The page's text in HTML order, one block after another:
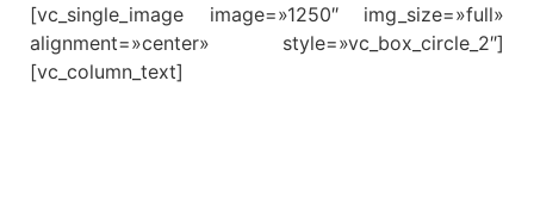
[vc_single_image image=»1250″ img_size=»full»
alignment=»center» style=»vc_box_circle_2″]
[vc_column_text]